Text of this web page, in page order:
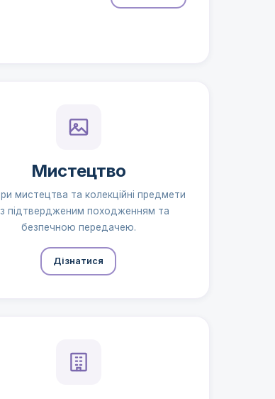
Мистецтво
мистецтва та колекційні предмети
підтвердженим походженням та
безпечною передачею.
Дізнатися